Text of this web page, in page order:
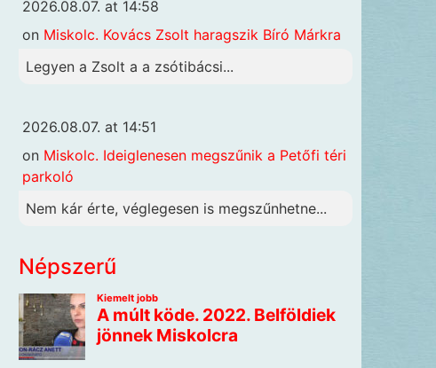
2026.08.07. at 14:58
on Miskolc. Kovács Zsolt haragszik Bíró Márkra
Legyen a Zsolt a a zsótibácsi...
2026.08.07. at 14:51
on Miskolc. Ideiglenesen megszűnik a Petőfi téri
parkoló
Nem kár érte, véglegesen is megszűnhetne...
Népszerű